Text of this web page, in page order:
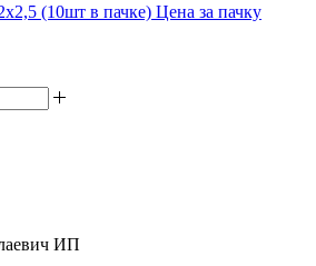
(10шт в пачке) Цена за пачку
ИП